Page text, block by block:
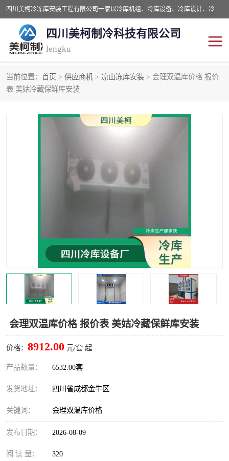
四川美柯冷冻库安装工程有限公司一家以冷库机组、冷库设备、冷库设计、冷冻库设备销售、冷库安装、冻库安装价格及技术服务为一体的综合企业，咨询热线：同等设备材料优惠10% 。公司各种类型安装组合式冷库、冷冻库、冷藏库、气调保鲜库、并提供成套设备供应、安装与调试、维护与维修、技术咨询、操作维修人员技术培训等
四川美柯制冷科技有限公司
lengku
当前位置： 首页 > 供应商机 > 凉山冻库安装 > 会理双温库价格 报价
表 美姑冷藏保鲜库安装
会理双温库价格 报价表 美姑冷藏保鲜库安装
价格： 8912.00 元/套 起
产品数量： 6532.00套
发货地址： 四川省成都金牛区
关键词： 会理双温库价格
发布日期： 2026-08-09
阅 读 量： 320
冷库安装，冷库价格
成都冻库，成都冻库价格 绵阳冻库,绵阳保鲜冷库
价
南充冻库设计,南充冻库安 遂宁冻库
资阳冻库，资阳冻库安装 泸州冻库，泸州冷库
雅安冷库,雅安冻库 攀枝花冻库
冻库安装，小型冻库造价
内江冷库，内江冻库 宜宾冷库，宜宾冻库设备